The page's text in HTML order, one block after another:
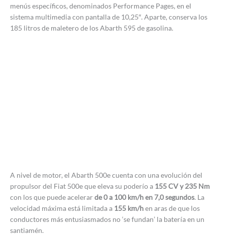
menús específicos, denominados Performance Pages, en el
sistema multimedia con pantalla de 10,25″. Aparte, conserva los
185 litros de maletero de los Abarth 595 de gasolina.
A nivel de motor, el Abarth 500e cuenta con una evolución del
propulsor del Fiat 500e que eleva su poderío a 155 CV y 235 Nm
con los que puede acelerarde 0 a 100 km/h en 7,0 segundos. La
velocidad máxima está limitada a 155 km/hen aras de que los
conductores más entusiasmados no ‘se fundan’ la batería en un
santiamén.